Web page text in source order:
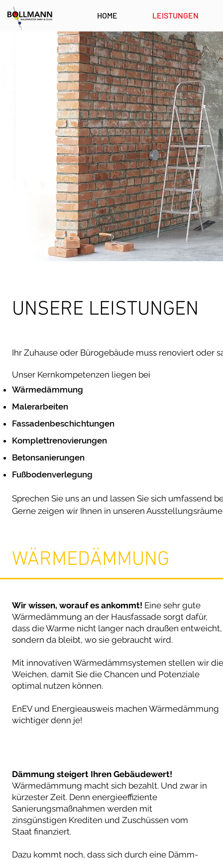
HOME LEISTUNGEN
UNSERE LEISTUNGEN
Ihr Zuhause oder Bürogebäude muss renoviert oder
Unser Kernkompetenzen liegen bei
Wärmedämmung
Malerarbeiten
Fassadenbeschichtungen
Komplettrenovierungen
Betonsanierungen
Fußbodenverlegung
Sprechen Sie uns an und lassen Sie sich umfassend
Gerne zeigen wir Ihnen in unseren
WÄRMEDÄMMUNG
Wir wissen, worauf es ankommt! Eine sehr gute
Wärmedämmung an der Hausfassade sorgt dafür,
dass die Warme nicht langer nach draußen entweicht,
sondern da bleibt, wo sie gebraucht wird.
Mit innovativen Wärmedämmsystemen stellen wir die
Weichen, damit Sie die Chancen und Potenziale
optimal nutzen können.
EnEV und Energieausweis machen Wärmedämmung
wichtiger denn je!
Dämmung steigert Ihren Gebäudewert!
Wärmedämmung macht sich bezahlt. Und zwar in
kürzester Zeit. Denn energieeffiziente
Sanierungsmaßnahmen werden mit
zinsgünstigen Krediten und Zuschüssen vom
Staat finanziert.
Dazu kommt noch, dass sich durch eine Dämm-